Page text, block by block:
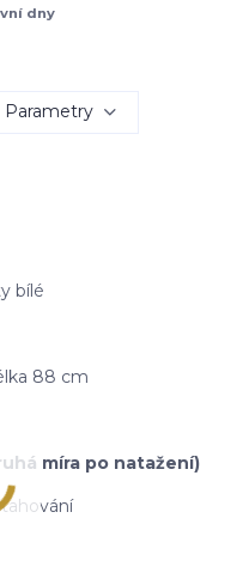
dny
Parametry
bílé
88 cm
míra po natažení)